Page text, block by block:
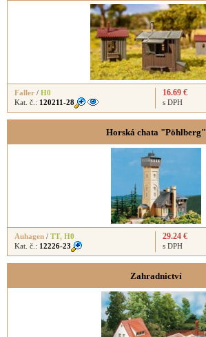
Faller / H0
Kat. č.: 120211-28
16.69 €
s DPH
Horská chata "Pöhlberg"
Auhagen / TT, H0
Kat. č.: 12226-23
29.24 €
s DPH
Zahradnictví